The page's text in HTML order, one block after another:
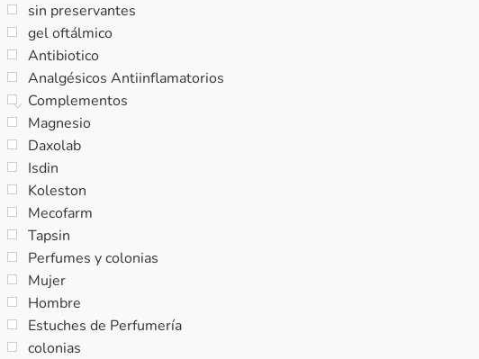
sin preservantes
gel oftálmico
Antibiotico
Analgésicos Antiinflamatorios
Complementos
Magnesio
Daxolab
Isdin
Koleston
Mecofarm
Tapsin
Perfumes y colonias
Mujer
Hombre
Estuches de Perfumería
colonias